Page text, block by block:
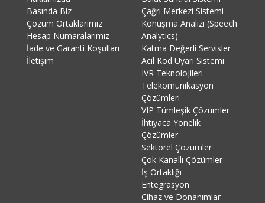
Basında Biz
Çözüm Ortaklarımız
Hesap Numaralarımız
İade ve Garanti Koşulları
İletişim
Çağrı Merkezi Sistemi
Konuşma Analizi (Speech
Analytics)
Katma Değerli Servisler
Acil Kod Uyarı Sistemi
IVR Teknolojileri
Telekomünikasyon
Çözümleri
VIP Tümleşik Çözümler
İhtiyaca Yönelik
Çözümler
Sektörel Çözümler
Çok Kanallı Çözümler
İş Ortaklığı
Entegrasyon
Cihaz ve Donanımlar